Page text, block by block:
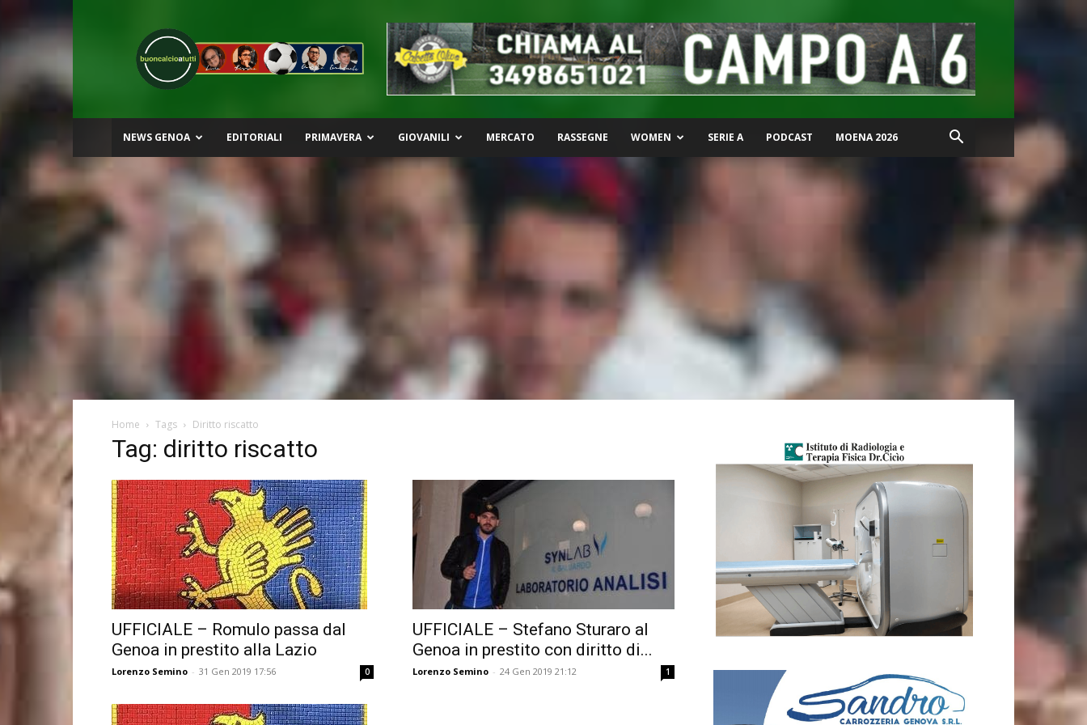
Buon
Calcio
a
Tutti
NEWS GENOA EDITORIALI PRIMAVERA GIOVANILI MERCATO RASSEGNE WOMEN SERIE A PODCAST MOENA 2026
Home Tags Diritto riscatto
Tag: diritto riscatto
UFFICIALE – Romulo passa dal
Genoa in prestito alla Lazio
Lorenzo Semino - 31 Gen 2019 17:56 0
UFFICIALE – Stefano Sturaro al
Genoa in prestito con diritto di...
Lorenzo Semino - 24 Gen 2019 21:12 1